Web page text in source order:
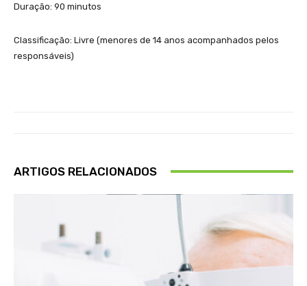
Duração: 90 minutos
Classificação: Livre (menores de 14 anos acompanhados pelos
responsáveis)
ARTIGOS RELACIONADOS